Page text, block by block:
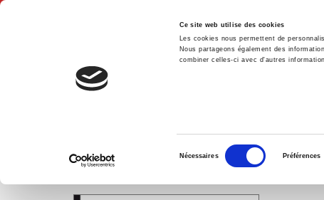
Ce site web utilise des cookies
Les cookies nous permettent de
Nous partageons également des
combiner celles-ci avec d'autres
consentement
Nécessaires Préférences
IMAGES